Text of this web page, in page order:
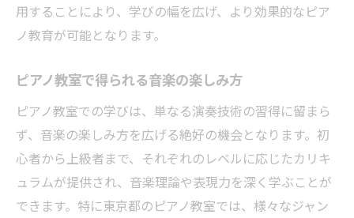
用することにより、学びの幅を広げ、より効果的なピア
ノ教育が可能となります。
ピアノ教室で得られる音楽の楽しみ方
ピアノ教室での学びは、単なる演奏技術の習得に留まら
ず、音楽の楽しみ方を広げる絶好の機会となります。初
心者から上級者まで、それぞれのレベルに応じたカリキ
ュラムが提供され、音楽理論や表現力を深く学ぶことが
できます。特に東京都のピアノ教室では、様々なジャン